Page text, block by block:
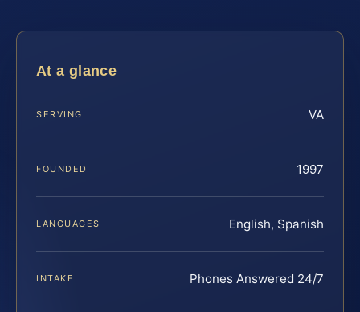
At a glance
SERVING VA
FOUNDED 1997
LANGUAGES English, Spanish
INTAKE Phones Answered 24/7